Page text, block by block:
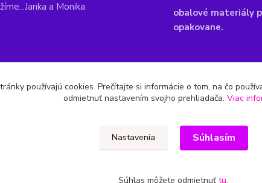
a Monika
obalové materiály
opakovane.
používajú cookies. Prečítajte si informácie o tom, na čo
odmietnuť nastavením svojho prehliadača. Viac
Nastavenia Súhlasím
Súhlas môžete odmietnuť tu.